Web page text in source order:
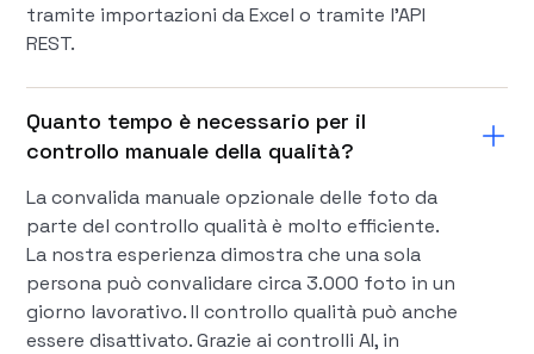
tramite importazioni da Excel o tramite l'API
REST.
Quanto tempo è necessario per il
controllo manuale della qualità?
La convalida manuale opzionale delle foto da
parte del controllo qualità è molto efficiente.
La nostra esperienza dimostra che una sola
persona può convalidare circa 3.000 foto in un
giorno lavorativo. Il controllo qualità può anche
essere disattivato. Grazie ai controlli AI, in